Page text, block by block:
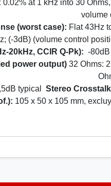
0.02% at 1 kHz into 30
volume
(worst case): Flat 43Hz
(-3dB) (volume control
20kHz, CCIR Q-Pk): -
power output)32 Ohms:
typical Stereo
105 x 50 x 105 mm,